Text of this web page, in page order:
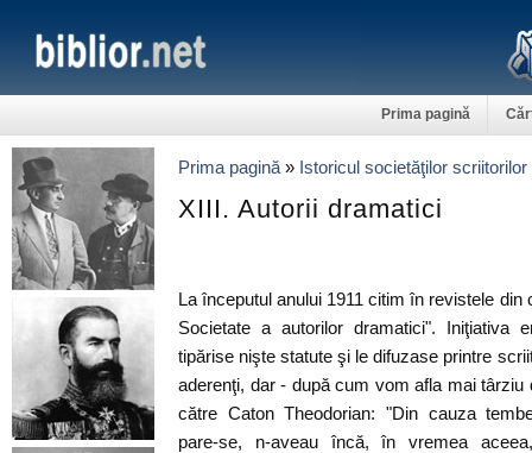
Prima pagină
Prima pagină » Istoricul societăţilor scriitorilor
XIII. Autorii dramatici
La începutul anului 1911 citim în revistele
Societate a autorilor dramatici". Iniţiativa
tipărise nişte statute şi le difuzase printre
aderenţi, dar - după cum vom afla mai
către Caton Theodorian: "Din cauza
pare-se, n-aveau încă, în vremea